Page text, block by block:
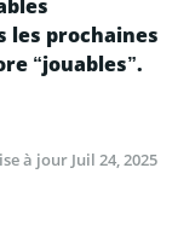
les prochaines
“jouables”.
à jour Juil 24, 2025